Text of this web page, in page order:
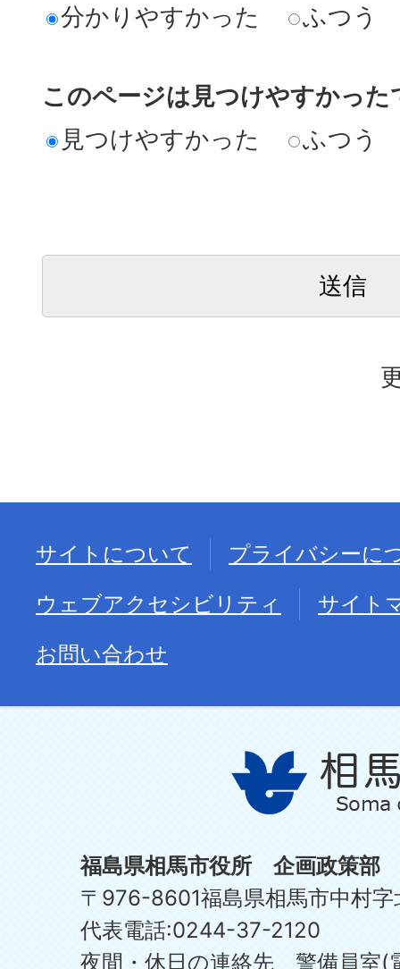
分かりやすかった
ふつう
このページは見つけやすかった
見つけやすかった
ふつう
サイトについて
プライバシーに
ウェブアクセシビリティ
サイト
お問い合わせ
福島県相馬市役所 企画政策部
〒976-8601福島県相馬市中村
代表電話:0244-37-2120
夜間・休日の連絡先 警備員室